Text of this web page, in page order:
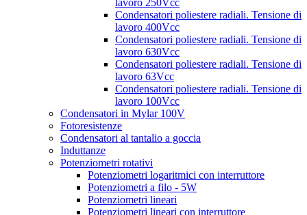
Condensatori poliestere radiali. Tensione di
lavoro 400Vcc
Condensatori poliestere radiali. Tensione di
lavoro 630Vcc
Condensatori poliestere radiali. Tensione di
lavoro 63Vcc
Condensatori poliestere radiali. Tensione di
lavoro 100Vcc
Condensatori in Mylar 100V
Fotoresistenze
Condensatori al tantalio a goccia
Induttanze
Potenziometri rotativi
Potenziometri logaritmici con interruttore
Potenziometri a filo - 5W
Potenziometri lineari
Potenziometri lineari con interruttore